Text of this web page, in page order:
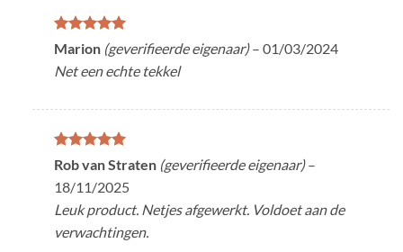
Gewaardeerd
5uit 5
Marion (geverifieerde eigenaar) – 01/03/2024
Net een echte tekkel
Gewaardeerd
5uit 5
Rob van Straten (geverifieerde eigenaar) –
18/11/2025
Leuk product. Netjes afgewerkt. Voldoet aan de
verwachtingen.